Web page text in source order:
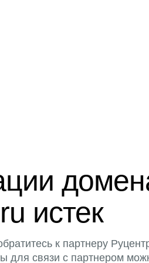
истек
к партнеру
для связи с партнером